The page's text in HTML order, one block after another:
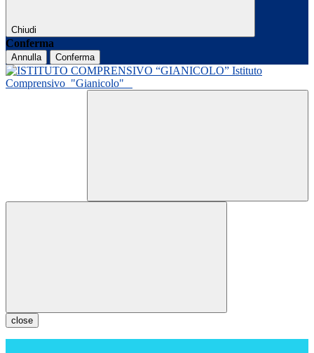
Chiudi
Conferma
Annulla Conferma
Istituto
Comprensivo "Gianicolo"
close